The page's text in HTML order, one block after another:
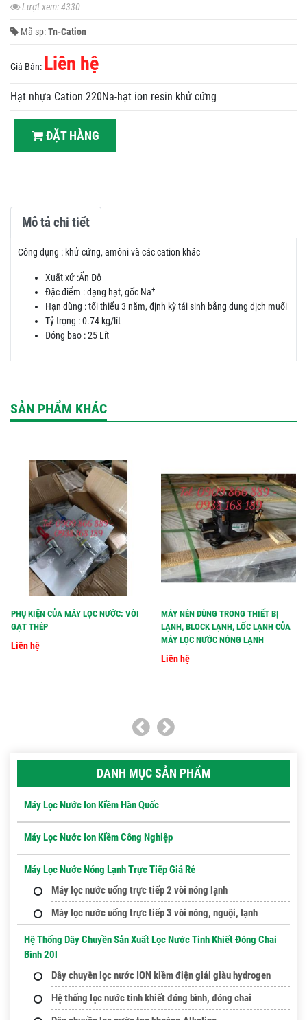
Lượt xem: 4330
Mã sp:Tn-Cation
Giá Bán: Liên hệ
Hạt nhựa Cation 220Na-hạt ion resin khử cứng
ĐẶT HÀNG
Mô tả chi tiết
Công dụng : khử cứng, amôni và các cation khác
Xuất xứ :Ấn Độ
Đặc điểm : dạng hạt, gốc Na+
Hạn dùng : tối thiểu 3 năm, định kỳ tái sinh bằng dung dịch muối
Tỷ trọng : 0.74 kg/lít
Đóng bao : 25 Lít
SẢN PHẨM KHÁC
PHỤ KIỆN CỦA MÁY LỌC NƯỚC: VÒI
GẠT THÉP
Liên hệ
MÁY NÉN DÙNG TRONG THIẾT BỊ
LẠNH, BLOCK LẠNH, LỐC LẠNH CỦA
MÁY LỌC NƯỚC NÓNG LẠNH
Liên hệ
DANH MỤC SẢN PHẨM
Máy Lọc Nước Ion Kiềm Hàn Quốc
Máy Lọc Nước Ion Kiềm Công Nghiệp
Máy Lọc Nước Nóng Lạnh Trực Tiếp Giá Rẻ
Máy lọc nước uống trực tiếp 2 vòi nóng lạnh
Máy lọc nước uống trực tiếp 3 vòi nóng, nguội, lạnh
Hệ Thống Dây Chuyền Sản Xuất Lọc Nước Tinh Khiết Đóng Chai
Bình 20l
Dây chuyền lọc nước ION kiềm điện giải giàu hydrogen
Hệ thống lọc nước tinh khiết đóng bình, đóng chai